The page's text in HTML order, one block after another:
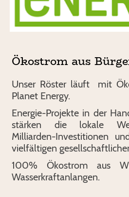
Ökostrom aus
Unser Röster läuft mit
Planet Energy.
Energie-Projekte in der
stärken die lokale
Milliarden-Investitionen
vielfältigen
100% Ökostrom aus
Wasserkraftanlangen.